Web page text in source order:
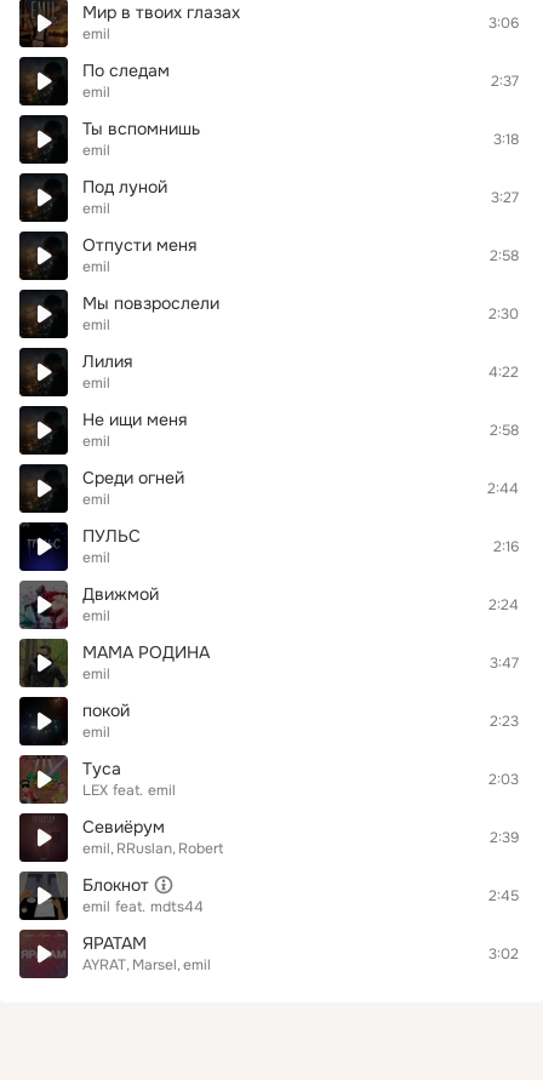
Мир в твоих глазах
emil
3:06
По следам
emil
2:37
Ты вспомнишь
emil
3:18
Под луной
emil
3:27
Отпусти меня
emil
2:58
Мы повзрослели
emil
2:30
Лилия
emil
4:22
Не ищи меня
emil
2:58
Среди огней
emil
2:44
ПУЛЬС
emil
2:16
Движмой
emil
2:24
МАМА РОДИНА
emil
3:47
покой
emil
2:23
Туса
LEX feat. emil
2:03
Севиёрум
emil RRuslan Robert
2:39
Блокнот
emil feat. mdts44
2:45
ЯРАТАМ
AYRAT Marsel emil
3:02